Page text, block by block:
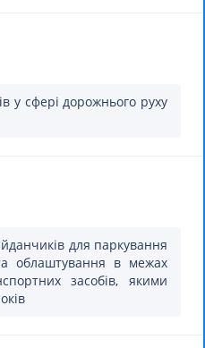
у сфері дорожнього руху
для паркування
облаштування в межах
засобів, якими